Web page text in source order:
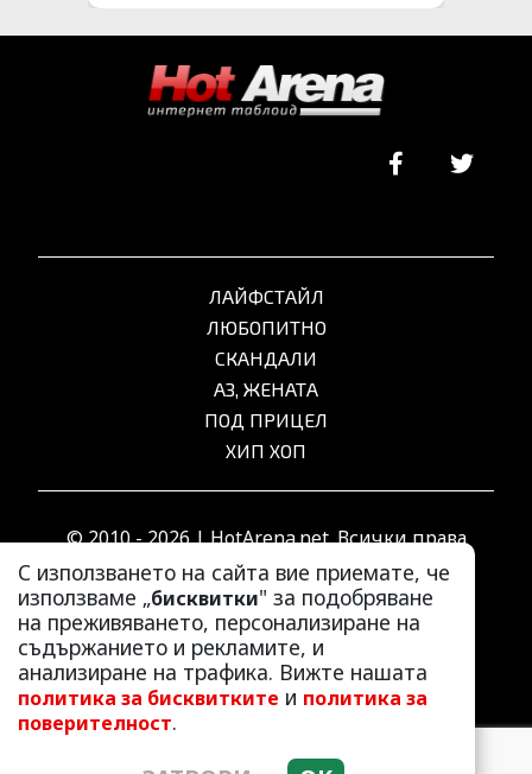
С използването на сайта вие приемате, че
използваме „бисквитки" за подобряване
на преживяването, персонализиране на
съдържанието и рекламите, и
анализиране на трафика. Вижте нашата
политика за бисквитките и политика за
поверителност.
ЛАЙФСТАЙЛ
ЛЮБОПИТНО
СКАНДАЛИ
АЗ, ЖЕНАТА
ПОД ПРИЦЕЛ
ХИП ХОП
© 2010 - 2026 | HotArena.net. Всички права
запазени.
РЕКЛАМА
КОНТАКТИ
ОБЩИ УСЛОВИЯ
ПОЛИТИКА ЗА ПОВЕРИТЕЛНОСТ
ПОЛИТИКА ЗА БИСКВИТКИТЕ